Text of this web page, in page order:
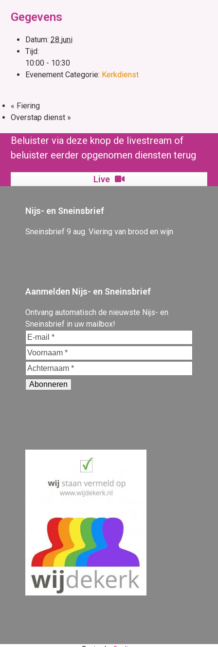
Gegevens
Datum: 28 juni
Tijd:
10:00 - 10:30
Evenement Categorie: Kerkdienst
« Fiering
Overstap dienst »
Beluister via deze knop de livestream of
beluister eerder opgenomen diensten terug
Live
Nijs- en Sneinsbrief
Sneinsbrief 9 aug. Viering van brood en wijn
Aanmelden Nijs- en Sneinsbrief
Ontvang automatisch de nieuwste Nijs- en
Sneinsbrief in uw mailbox!